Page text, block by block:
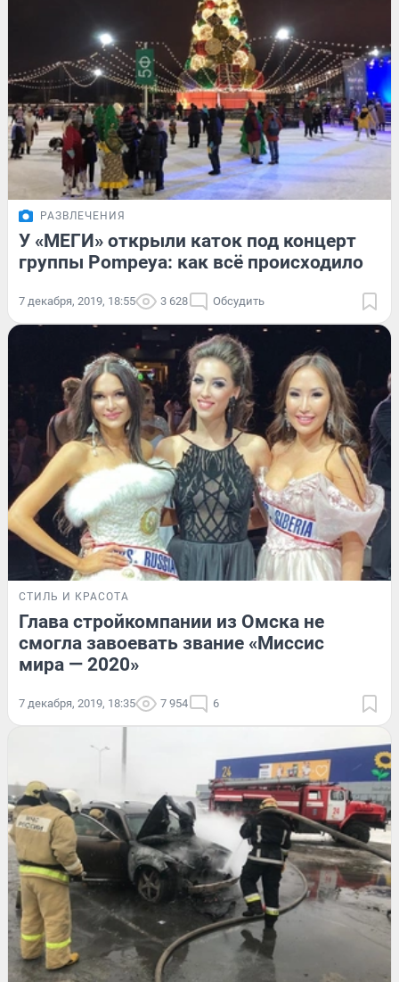
РАЗВЛЕЧЕНИЯ
У «МЕГИ» открыли каток под концерт
группы Pompeya: как всё происходило
7 декабря, 2019, 18:55 3 628 Обсудить
СТИЛЬ И КРАСОТА
Глава стройкомпании из Омска не
смогла завоевать звание «Миссис
мира — 2020»
7 декабря, 2019, 18:35 7 954 6